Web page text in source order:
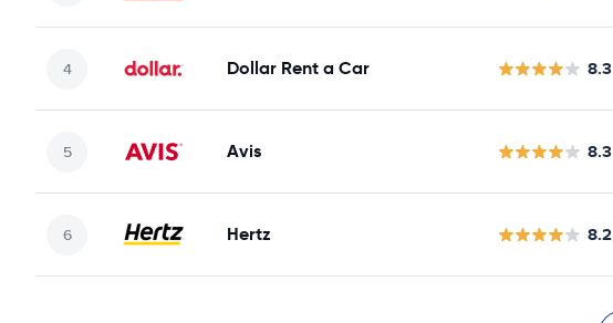
Dollar Rent a Car 8.3
Avis 8.3
Hertz 8.2